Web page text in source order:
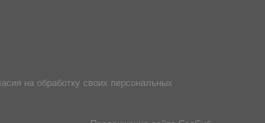
на обработку своих персональных